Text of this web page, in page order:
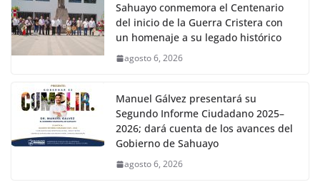
Sahuayo conmemora el Centenario
del inicio de la Guerra Cristera con
un homenaje a su legado histórico
agosto 6, 2026
Manuel Gálvez presentará su
Segundo Informe Ciudadano 2025–
2026; dará cuenta de los avances del
Gobierno de Sahuayo
agosto 6, 2026